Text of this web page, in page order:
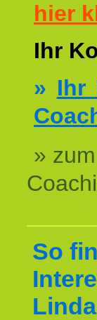
hier
Ihr
» Ihr
»
So